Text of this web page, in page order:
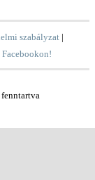
szabályzat |